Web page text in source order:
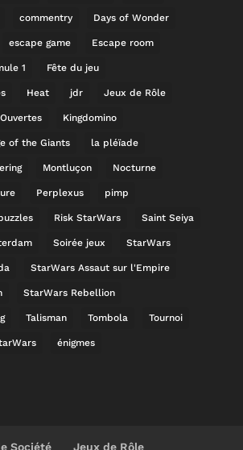
commentry Days of Wonder
escape game Escape room
1 Fête du jeu
Heat jdr Jeux de Rôle
Kingdomino
of the Giants la pléïade
Montluçon Nocturne
Perplexus pimp
Risk StarWars Saint Seiya
Soirée jeux StarWars
StarWars Assaut sur l'Empire
StarWars Rebellion
Talisman Tombola Tournoi
énigmes
Société Jeux de Rôle